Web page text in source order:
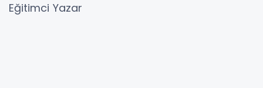
Eğitimci Yazar